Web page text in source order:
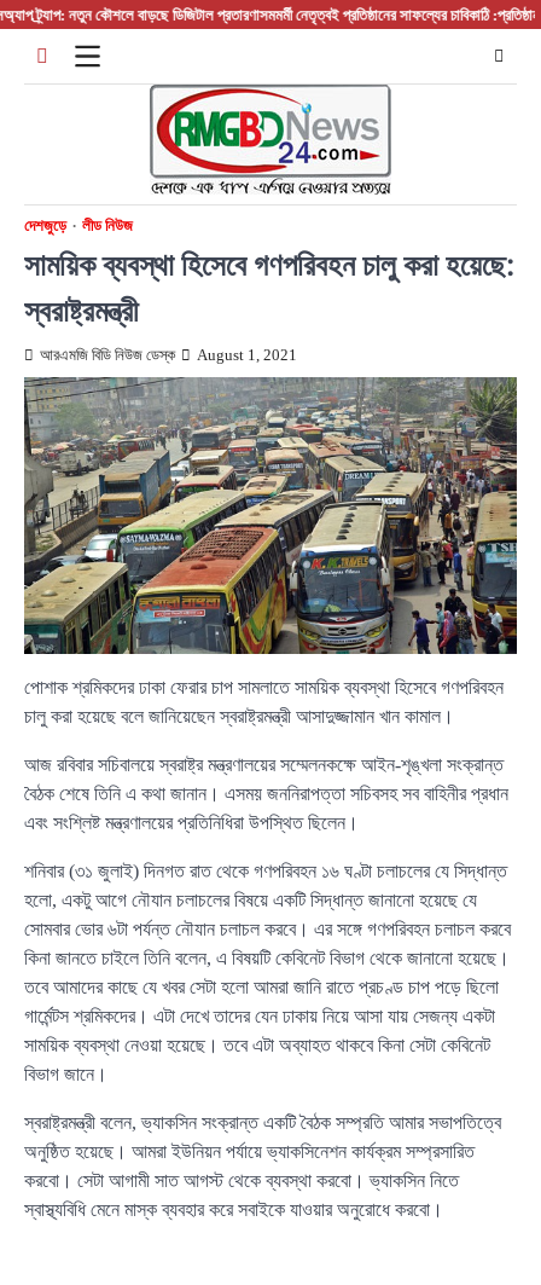
Skipনতুন কৌশলে বাড়ছে ডিজিটাল প্রতারণাসমমর্মী নেতৃত্বই প্রতিষ্ঠানের সাফল্যের চাবিকাঠি :প্রতিষ্ঠান
দেশজুড়ে লীড নিউজ
সাময়িক ব্যবস্থা হিসেবে গণপরিবহন চালু করা হয়েছে:
স্বরাষ্ট্রমন্ত্রী
আরএমজি বিডি নিউজ ডেস্ক August 1, 2021
পোশাক শ্রমিকদের ঢাকা ফেরার চাপ সামলাতে সাময়িক ব্যবস্থা হিসেবে গণপরিবহন
চালু করা হয়েছে বলে জানিয়েছেন স্বরাষ্ট্রমন্ত্রী আসাদুজ্জামান খান কামাল।
আজ রবিবার সচিবালয়ে স্বরাষ্ট্র মন্ত্রণালয়ের সম্মেলনকক্ষে আইন-শৃঙ্খলা সংক্রান্ত
বৈঠক শেষে তিনি এ কথা জানান। এসময় জননিরাপত্তা সচিবসহ সব বাহিনীর প্রধান
এবং সংশ্লিষ্ট মন্ত্রণালয়ের প্রতিনিধিরা উপস্থিত ছিলেন।
শনিবার (৩১ জুলাই) দিনগত রাত থেকে গণপরিবহন ১৬ ঘণ্টা চলাচলের যে সিদ্ধান্ত
হলো, একটু আগে নৌযান চলাচলের বিষয়ে একটি সিদ্ধান্ত জানানো হয়েছে যে
সোমবার ভোর ৬টা পর্যন্ত নৌযান চলাচল করবে। এর সঙ্গে গণপরিবহন চলাচল করবে
কিনা জানতে চাইলে তিনি বলেন, এ বিষয়টি কেবিনেট বিভাগ থেকে জানানো হয়েছে।
তবে আমাদের কাছে যে খবর সেটা হলো আমরা জানি রাতে প্রচণ্ড চাপ পড়ে ছিলো
গার্মেন্টস শ্রমিকদের। এটা দেখে তাদের যেন ঢাকায় নিয়ে আসা যায় সেজন্য একটা
সাময়িক ব্যবস্থা নেওয়া হয়েছে। তবে এটা অব্যাহত থাকবে কিনা সেটা কেবিনেট
বিভাগ জানে।
স্বরাষ্ট্রমন্ত্রী বলেন, ভ্যাকসিন সংক্রান্ত একটি বৈঠক সম্প্রতি আমার সভাপতিত্বে
অনুষ্ঠিত হয়েছে। আমরা ইউনিয়ন পর্যায়ে ভ্যাকসিনেশন কার্যক্রম সম্প্রসারিত
করবো। সেটা আগামী সাত আগস্ট থেকে ব্যবস্থা করবো। ভ্যাকসিন নিতে
স্বাস্থ্যবিধি মেনে মাস্ক ব্যবহার করে সবাইকে যাওয়ার অনুরোধে করবো।